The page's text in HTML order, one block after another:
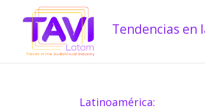
Latinoamérica: